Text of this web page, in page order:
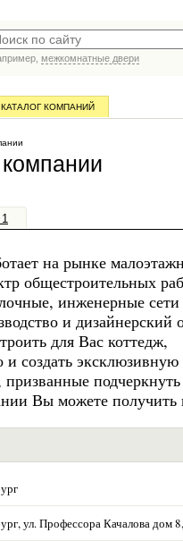
межкомнатные двери
КАТАЛОГ КОМПАНИЙ
на рынке
общестроительных
инженерные
и дизайнерский
для Вас коттедж,
создать эксклюзивную
Вы можете получить
ул. Профессора Качалова дом